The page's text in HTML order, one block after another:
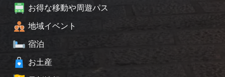
お得な移動や周遊パス
地域イベント
宿泊
お土産